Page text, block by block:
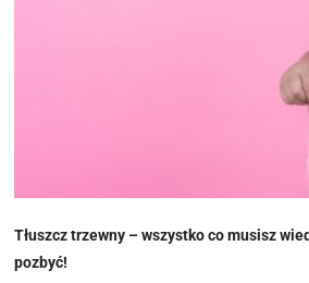
Tłuszcz trzewny – wszystko co musisz
pozbyć!